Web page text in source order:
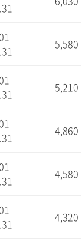
5,580
5,210
4,860
4,580
4,320